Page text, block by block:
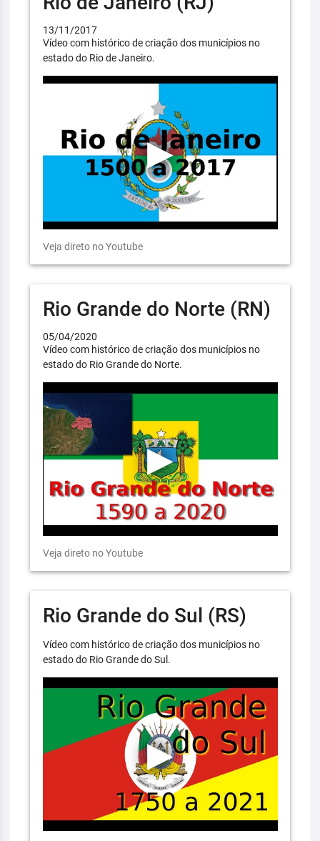
13/11/2017
Vídeo com histórico de criação dos municípios no
estado do Rio de Janeiro.
Veja direto no Youtube
Rio Grande do Norte (RN)
05/04/2020
Vídeo com histórico de criação dos municípios no
estado do Rio Grande do Norte.
Veja direto no Youtube
Rio Grande do Sul (RS)
Vídeo com histórico de criação dos municípios no
estado do Rio Grande do Sul.